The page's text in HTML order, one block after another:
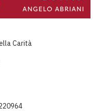
Carità